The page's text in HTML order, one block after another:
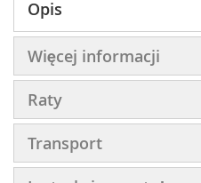
Opis
Więcej informacji
Raty
Transport